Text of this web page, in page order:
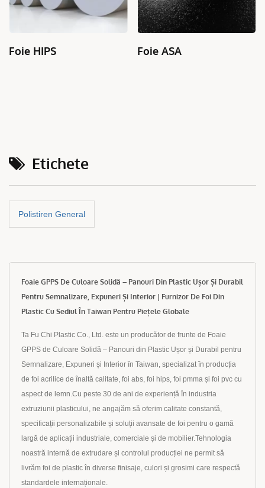
Foie ASA
Bandă De Margine Din
Etichete
Polistiren General
Foaie GPPS De Culoare Solidă – Panouri Din Plastic Ușor Și Durabil
Pentru Semnalizare, Expuneri Și Interior | Furnizor De Foi Din
Plastic Cu Sediul În Taiwan Pentru Piețele Globale
Ta Fu Chi Plastic Co., Ltd. este un producător de frunte de Foaie
GPPS de Culoare Solidă – Panouri din Plastic Ușor și Durabil pentru
Semnalizare, Expuneri și Interior în Taiwan, specializat în producția
de foi acrilice de înaltă calitate, foi abs, foi hips, foi pmma și foi pvc cu
aspect de lemn.Cu peste 30 de ani de experiență în industria
extruziunii plasticului, ne angajăm să oferim calitate constantă,
specificații personalizabile și soluții avansate de foi pentru o gamă
largă de aplicații industriale, comerciale și de mobilier.Tehnologia
noastră internă de extrudare și controlul producției ne permit să
livrăm foi de plastic în diverse finisaje, culori și grosimi care respectă
standardele internaționale.